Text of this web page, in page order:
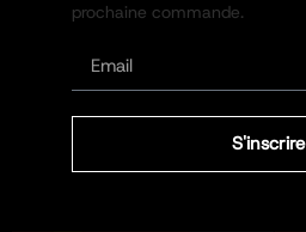
prochaine commande.
S'inscrire